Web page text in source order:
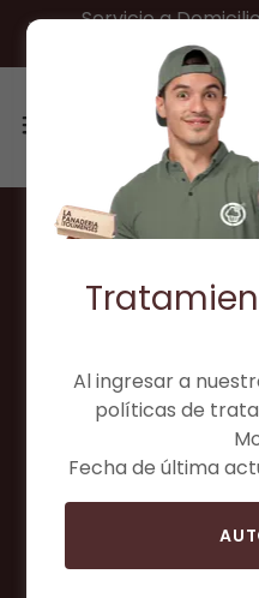
Servicio a
las 7:00
morata
Al ingresar a
políticas de
Fecha de última